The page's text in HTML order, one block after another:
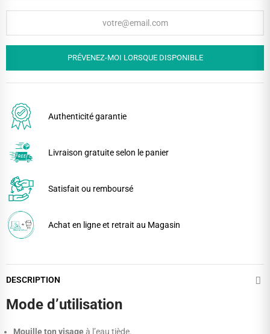
PRÉVENEZ-MOI LORSQUE DISPONIBLE
Authenticité garantie
Livraison gratuite selon le panier
Satisfait ou remboursé
Achat en ligne et retrait au Magasin
DESCRIPTION
Mode d’utilisation
Mouille ton visageà l’eau tiède.